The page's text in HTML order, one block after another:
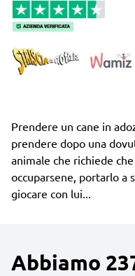
Prendere un cane in
prendere dopo una
animale che richiede
occuparsene, portarlo a
giocare con lui...
Abbiamo